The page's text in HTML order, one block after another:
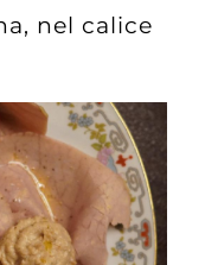
nel calice